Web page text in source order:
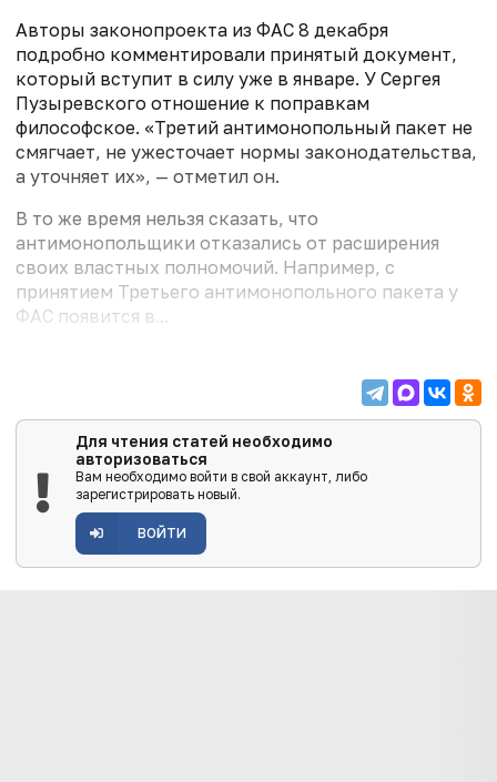
Авторы законопроекта из ФАС 8 декабря
подробно комментировали принятый документ,
который вступит в силу уже в январе. У Сергея
Пузыревского отношение к поправкам
философское. «Третий антимонопольный пакет не
смягчает, не ужесточает нормы законодательства,
а уточняет их», — отметил он.
В то же время нельзя сказать, что
антимонопольщики отказались от расширения
своих властных полномочий. Например, с
принятием Третьего антимонопольного пакета у
ФАС появится в...
Для чтения статей необходимо
авторизоваться
Вам необходимо войти в свой аккаунт, либо
зарегистрировать новый.
ВОЙТИ